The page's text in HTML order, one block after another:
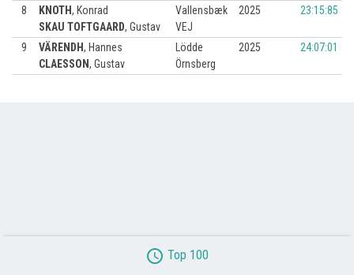
8 KNOTH, Konrad
SKAU TOFTGAARD, Gustav
Vallensbæk
VEJ
2025 23:15:85
9 VÄRENDH, Hannes
CLAESSON, Gustav
Lödde
Örnsberg
2025 24:07:01
access_time Top 100